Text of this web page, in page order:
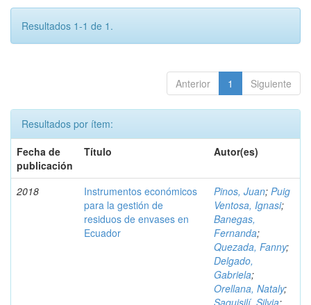
Resultados 1-1 de 1.
Anterior 1 Siguiente
Resultados por ítem:
Fecha de
publicación
Título Autor(es)
2018
Instrumentos económicos
para la gestión de
residuos de envases en
Ecuador
Pinos, Juan; Puig
Ventosa, Ignasi;
Banegas,
Fernanda;
Quezada, Fanny;
Delgado,
Gabriela;
Orellana, Nataly;
Saquisilí, Silvia;